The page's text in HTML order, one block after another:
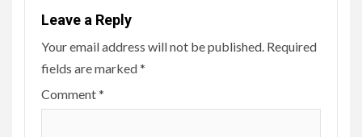
Leave a Reply
Your email address will not be published. Required
fields are marked*
Comment*